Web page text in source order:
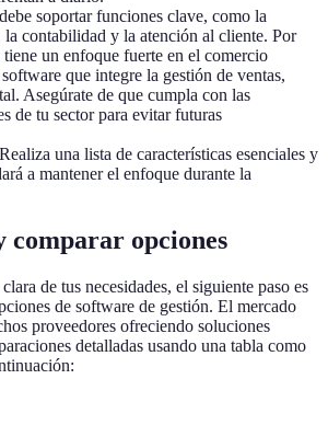
soportar funciones clave, como la
la contabilidad y la atención al cliente. Por
un enfoque fuerte en el comercio
que integre la gestión de ventas,
Asegúrate de que cumpla con las
de tu sector para evitar futuras
Realiza una lista de características esenciales y
a mantener el enfoque durante la
comparar opciones
de tus necesidades, el siguiente paso es
de software de gestión. El mercado
proveedores ofreciendo soluciones
detalladas usando una tabla como